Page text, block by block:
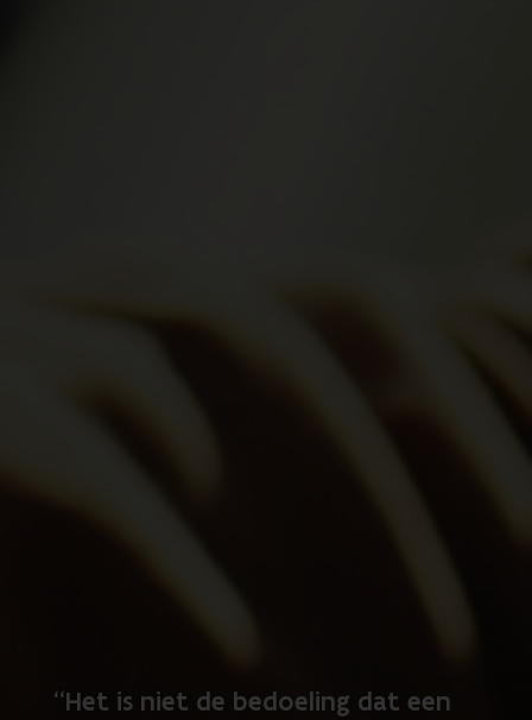
“Het is niet de bedoeling dat een